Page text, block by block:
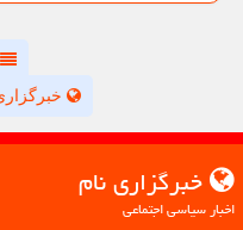
خبرگزاری نام
اخبار سیاسی اجتماعی